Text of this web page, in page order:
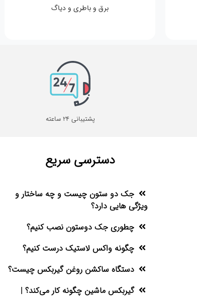
برق و باطری و دیاگ
پشتیبانی 24 ساعته
دسترسی سریع
جک دو ستون چیست و چه ساختار و
ویژگی هایی دارد؟
چطوری جک دوستون نصب کنیم؟
چگونه واکس لاستیک درست کنیم؟
دستگاه ساکشن روغن گیربکس چیست؟
گیربکس ماشین چگونه کار می‌کند؟ |